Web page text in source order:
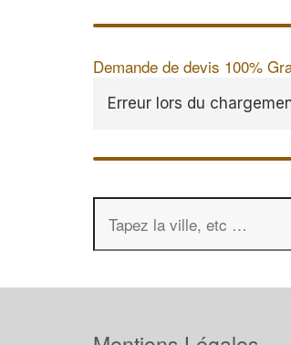
Demande de devis 100%
Erreur lors du